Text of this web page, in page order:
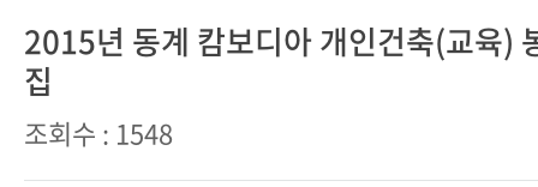
2015년 동계 캄보디아 개인건축(교육)
집
조회수 : 1548